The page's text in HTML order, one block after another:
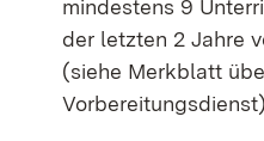
mindestens 9
der letzten 2 Jahre
(siehe Merkblatt